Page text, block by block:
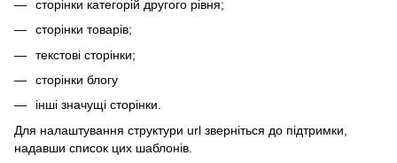
сторінки категорій другого рівня;
сторінки товарів;
текстові сторінки;
сторінки блогу
інші значущі сторінки.
Для налаштування структури url зверніться до підтримки,
надавши список цих шаблонів.